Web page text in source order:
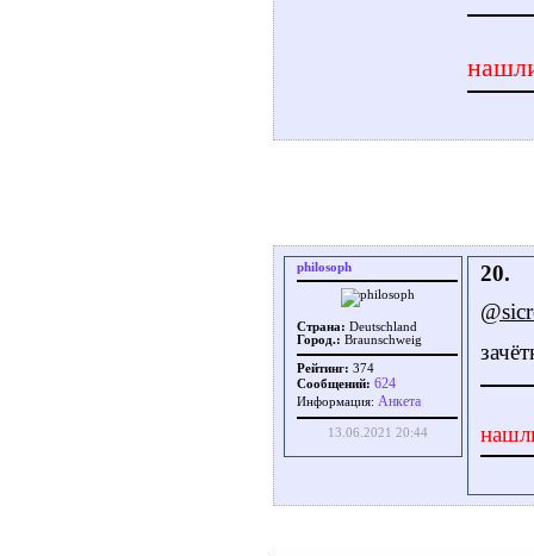
philosoph
Страна: Deutschland
Город.: Braunschweig
Рейтинг: 374
Сообщений: 624
Информация: Aнкета
13.06.2021 20:44
20.